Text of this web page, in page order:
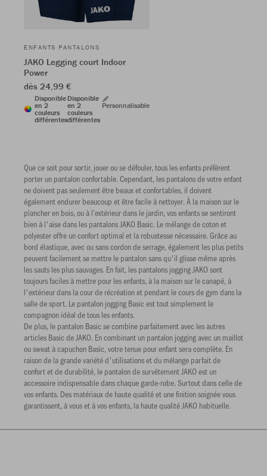
ENFANTS PANTALONS
JAKO Legging court Indoor
Power
dès 24,99 €
Disponible
en 2
couleurs
différentes
Disponible
en 2
couleurs
différentes
Personnalisable
Que ce soit pour sortir, jouer ou se défouler, tous les enfants préfèrent
porter un pantalon confortable. Cependant, les pantalons de votre enfant
ne doivent pas seulement être beaux et confortables, il doivent
également endurer beaucoup et être facile à nettoyer. À la maison sur le
plancher en bois, ou à l’extérieur dans le jardin, vos enfants se sentiront
bien à l'aise dans les pantalons JAKO Basic. Le mélange de coton et
polyester offre un confort optimal et la robustesse nécessaire. Grâce au
bord élastique, avec ou sans cordon de serrage, également les plus petits
peuvent facilement se mettre le pantalon sans qu'il glisse même après
les sauts les plus sauvages. En fait, les pantalons jogging JAKO sont
toujours faciles à mettre pour les enfants, à la maison sur le canapé, à
l'extérieur dans la cour de récréation et pendant le cours de gym dans la
salle de sport. Le pantalon jogging Basic est tout simplement le
compagnon idéal de tous les enfants.
De plus, le pantalon Basic se combine parfaitement avec les autres
articles Basic de JAKO. En combinant un pantalon jogging avec un maillot
ou sweat à capuchon Basic, votre tenue pour enfant sera complète. En
raison de la grande variété d'utilisations et du mélange parfait de
confort et de durabilité, le pantalon de survêtement JAKO est un
accessoire indispensable dans chaque garde-robe. Surtout dans celle de
vos enfants. Des matériaux de haute qualité et une finition soignée vous
garantissent, à vous et à vos enfants, la haute qualité JAKO habituelle.